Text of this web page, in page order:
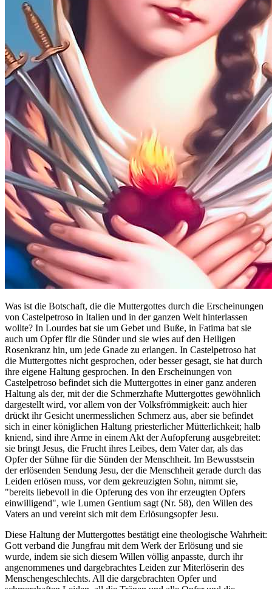
Was ist die Botschaft, die die Muttergottes durch die Erscheinungen
von Castelpetroso in Italien und in der ganzen Welt hinterlassen
wollte? In Lourdes bat sie um Gebet und Buße, in Fatima bat sie
auch um Opfer für die Sünder und sie wies auf den Heiligen
Rosenkranz hin, um jede Gnade zu erlangen. In Castelpetroso hat
die Muttergottes nicht gesprochen, oder besser gesagt, sie hat durch
ihre eigene Haltung gesprochen. In den Erscheinungen von
Castelpetroso befindet sich die Muttergottes in einer ganz anderen
Haltung als der, mit der die Schmerzhafte Muttergottes gewöhnlich
dargestellt wird, vor allem von der Volksfrömmigkeit: auch hier
drückt ihr Gesicht unermesslichen Schmerz aus, aber sie befindet
sich in einer königlichen Haltung priesterlicher Mütterlichkeit; halb
kniend, sind ihre Arme in einem Akt der Aufopferung ausgebreitet:
sie bringt Jesus, die Frucht ihres Leibes, dem Vater dar, als das
Opfer der Sühne für die Sünden der Menschheit. Im Bewusstsein
der erlösenden Sendung Jesu, der die Menschheit gerade durch das
Leiden erlösen muss, vor dem gekreuzigten Sohn, nimmt sie,
"bereits liebevoll in die Opferung des von ihr erzeugten Opfers
einwilligend", wie Lumen Gentium sagt (Nr. 58), den Willen des
Vaters an und vereint sich mit dem Erlösungsopfer Jesu.
Diese Haltung der Muttergottes bestätigt eine theologische Wahrheit:
Gott verband die Jungfrau mit dem Werk der Erlösung und sie
wurde, indem sie sich diesem Willen völlig anpasste, durch ihr
angenommenes und dargebrachtes Leiden zur Miterlöserin des
Menschengeschlechts. All die dargebrachten Opfer und